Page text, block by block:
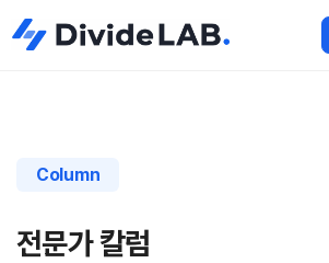
Column
전문가 칼럼